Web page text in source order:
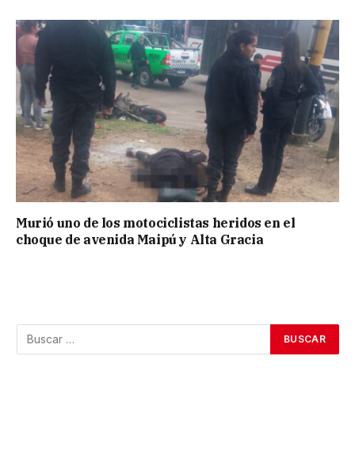
Murió uno de los motociclistas heridos en el
choque de avenida Maipú y Alta Gracia